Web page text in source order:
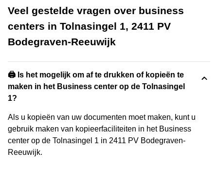
Veel gestelde vragen over business
centers in Tolnasingel 1, 2411 PV
Bodegraven-Reeuwijk
🖨️ Is het mogelijk om af te drukken of kopieën te
maken in het Business center op de Tolnasingel
1?
Als u kopieën van uw documenten moet maken, kunt u
gebruik maken van kopieerfaciliteiten in het Business
center op de Tolnasingel 1 in 2411 PV Bodegraven-
Reeuwijk.